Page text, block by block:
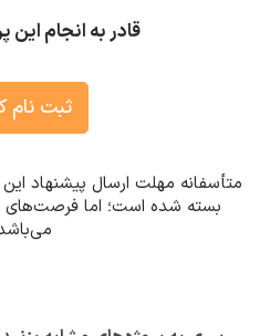
قادر به انجام این
ثبت نام
متأسفانه مهلت ارسال پیشنهاد این
بسته شده است؛ اما